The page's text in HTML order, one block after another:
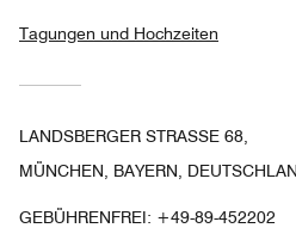
Tagungen und Hochzeiten
LANDSBERGER STRASSE 68,
MÜNCHEN, BAYERN,
GEBÜHRENFREI: +49-89-452202